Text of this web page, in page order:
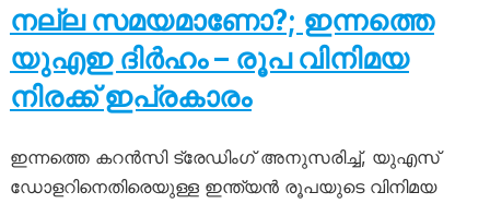
നല്ല സമയമാണോ?; ഇന്നത്തെ
യുഎഇ ദിർഹം – രൂപ വിനിമയ
നിരക്ക് ഇപ്രകാരം
ഇന്നത്തെ കറൻസി ട്രേഡിംഗ് അനുസരിച്ച്, യുഎസ്
ഡോളറിനെതിരെയുള്ള ഇന്ത്യൻ രൂപയുടെ വിനിമയ